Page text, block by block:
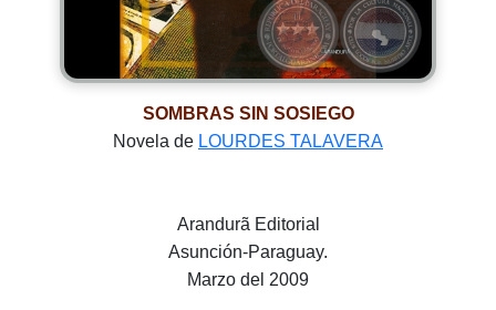
SOMBRAS SIN SOSIEGO
Novela de LOURDES TALAVERA
Arandurã Editorial
Asunción-Paraguay.
Marzo del 2009